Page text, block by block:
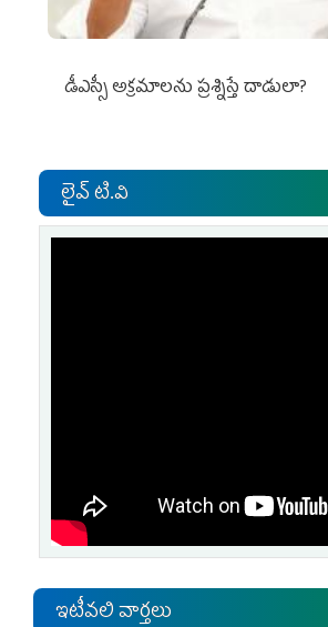
డీఎస్సీ అక్రమాలను ప్రశ్నిస్తే దాడులా?
లైవ్ టి.వి
ఇటీవలి వార్తలు